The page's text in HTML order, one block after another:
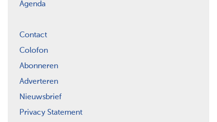
Agenda
Contact
Colofon
Abonneren
Adverteren
Nieuwsbrief
Privacy Statement